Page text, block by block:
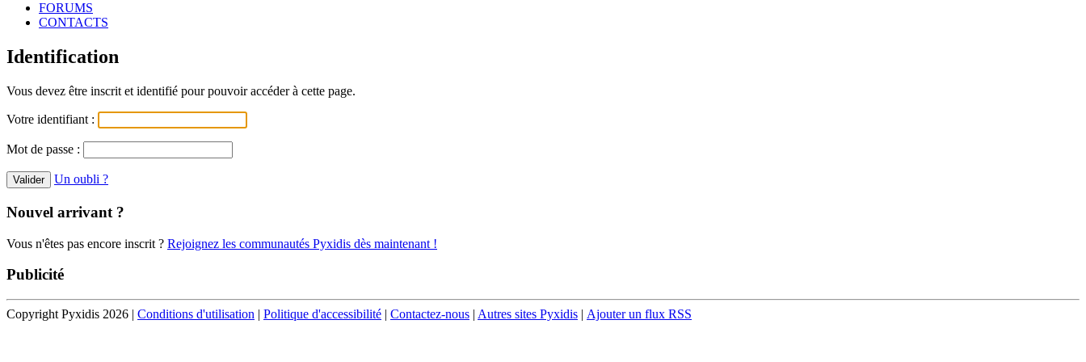
FORUMS
CONTACTS
Identification
Vous devez être inscrit et identifié pour pouvoir accéder à cette page.
Votre identifiant :
Mot de passe :
Un oubli ?
Nouvel arrivant ?
Vous n'êtes pas encore inscrit ? Rejoignez les communautés Pyxidis dès maintenant !
Publicité
Copyright Pyxidis 2026 | Conditions d'utilisation | Politique d'accessibilité | Contactez-nous | Autres sites Pyxidis | Ajouter un flux RSS